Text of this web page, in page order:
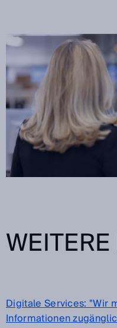
Digitale Services: "Wir
Informationen